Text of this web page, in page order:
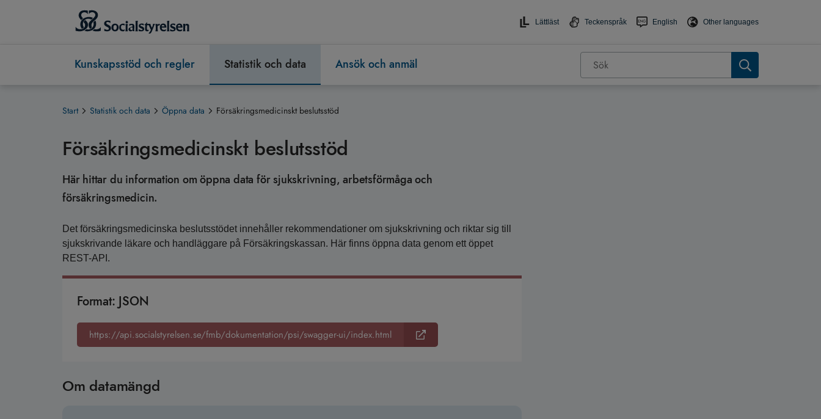
Lättläst Teckenspråk English Other languages
Kunskapsstöd och regler Statistik och data Ansök och anmäl
Start Statistik och data Öppna data Försäkringsmedicinskt beslutsstöd
Försäkringsmedicinskt beslutsstöd
Här hittar du information om öppna data för sjukskrivning, arbetsförmåga och
försäkringsmedicin.
Det försäkringsmedicinska beslutsstödet innehåller rekommendationer om sjukskrivning och riktar sig till
sjukskrivande läkare och handläggare på Försäkringskassan. Här finns öppna data genom ett öppet
REST-API.
Format: JSON
https://api.socialstyrelsen.se/fmb/dokumentation/psi/swagger-ui/index.html
Om datamängd